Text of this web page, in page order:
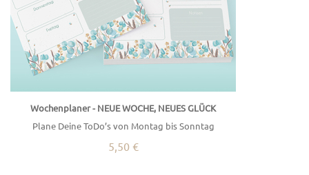
Wochenplaner - NEUE WOCHE, NEUES GLÜCK
Plane Deine ToDo’s von Montag bis Sonntag
5,50 €